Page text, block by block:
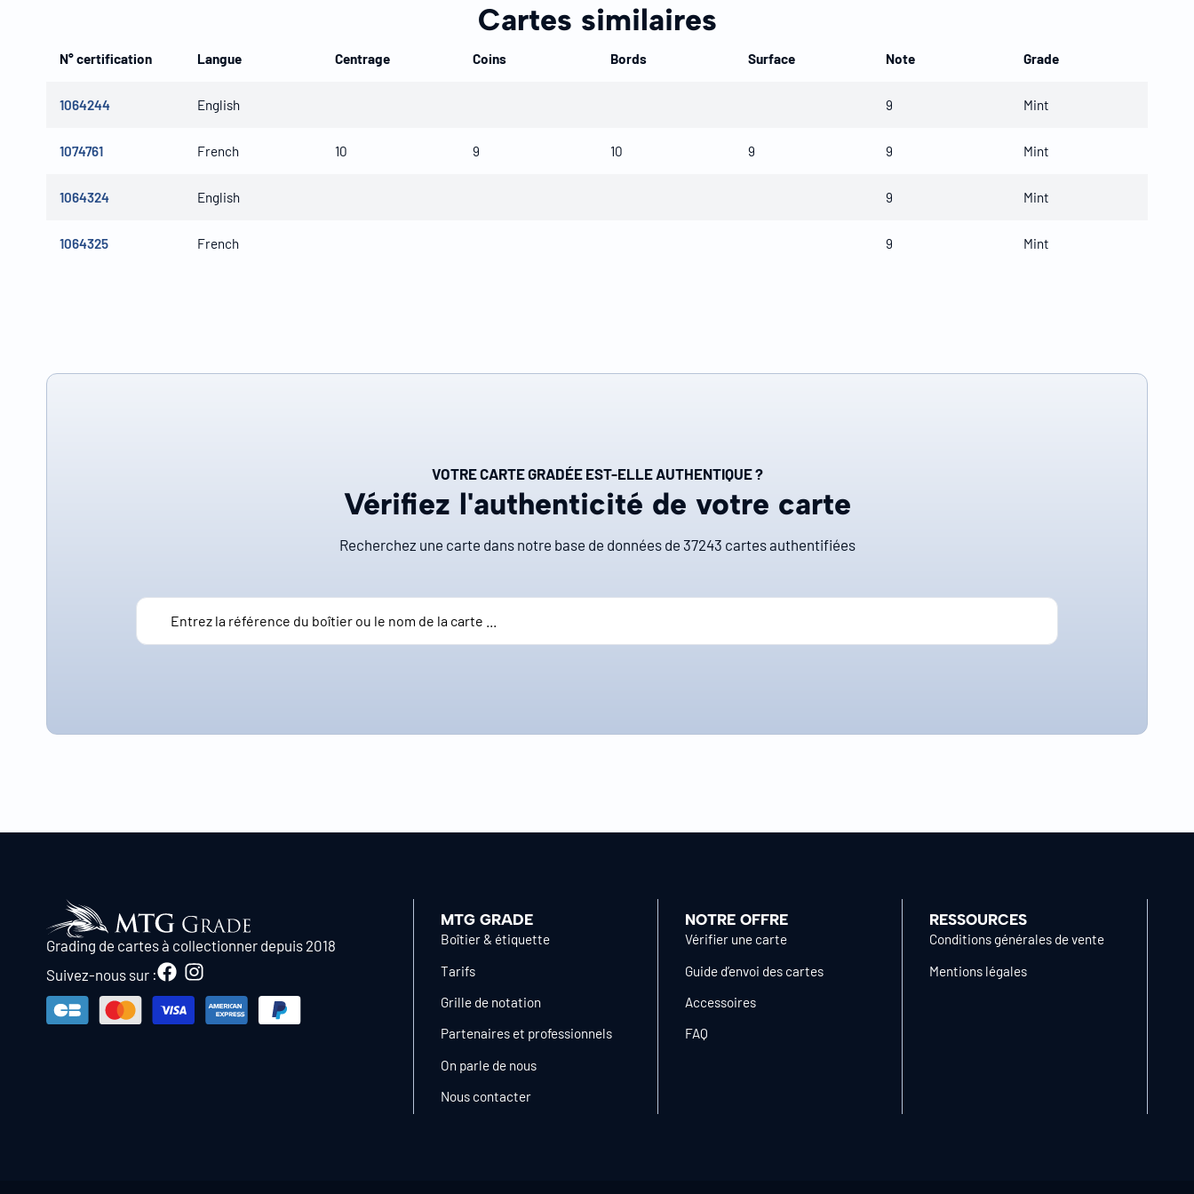
Cartes similaires
N° certification Langue Centrage Coins Bords Surface Note Grade
1064244 English 9 Mint
1074761 French 10 9 10 9 9 Mint
1064324 English 9 Mint
1064325 French 9 Mint
VOTRE CARTE GRADÉE EST-ELLE AUTHENTIQUE ?
Vérifiez l'authenticité de votre carte
Recherchez une carte dans notre base de données de 37243 cartes authentifiées
Grading de cartes à collectionner depuis 2018
Suivez-nous sur :
MTG GRADE
Boîtier & étiquette
Tarifs
Grille de notation
Partenaires et professionnels
On parle de nous
Nous contacter
NOTRE OFFRE
Vérifier une carte
Guide d’envoi des cartes
Accessoires
FAQ
RESSOURCES
Conditions générales de vente
Mentions légales